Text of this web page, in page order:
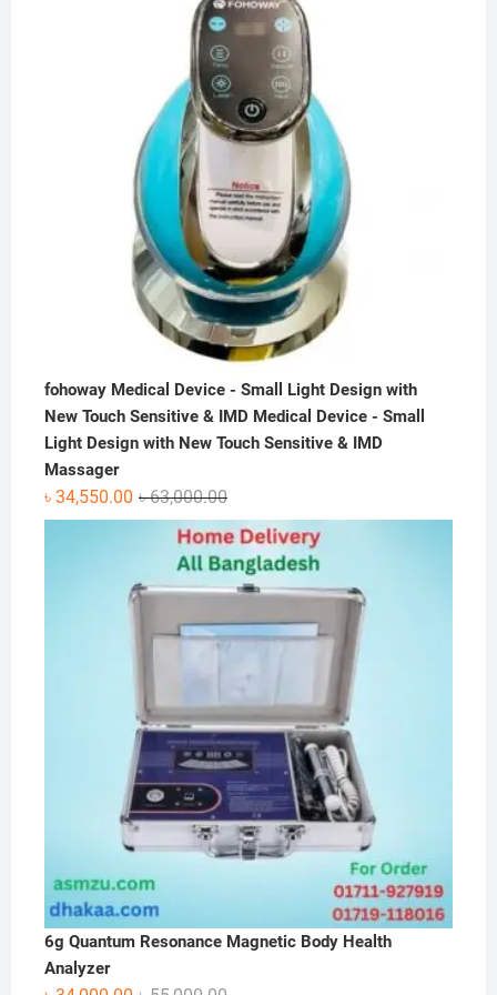
৳ 50,000.00.
৳ 36,000.00.
fohoway Medical Device - Small Light Design with
New Touch Sensitive & IMD Medical Device - Small
Light Design with New Touch Sensitive & IMD
Massager
৳63,000.00Original
price
was:
৳ 63,000.00.
৳ 34,550.00
Current
price
is:
৳ 34,550.00.
6g Quantum Resonance Magnetic Body Health
Analyzer